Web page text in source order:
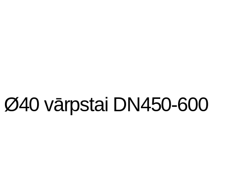
vārpstai DN450-600